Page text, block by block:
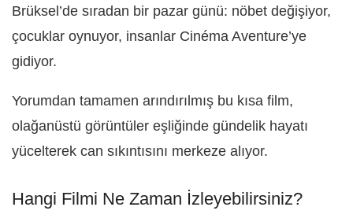
Brüksel’de sıradan bir pazar günü: nöbet değişiyor,
çocuklar oynuyor, insanlar Cinéma Aventure’ye
gidiyor.
Yorumdan tamamen arındırılmış bu kısa film,
olağanüstü görüntüler eşliğinde gündelik hayatı
yücelterek can sıkıntısını merkeze alıyor.
Hangi Filmi Ne Zaman İzleyebilirsiniz?